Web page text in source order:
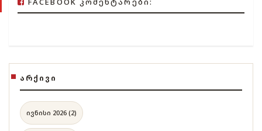
ᲐᲠᲥᲘᲕᲘ
ივნისი 2026 (2)